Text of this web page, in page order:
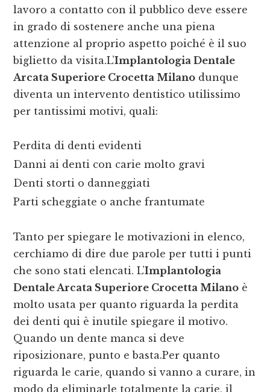
lavoro a contatto con il pubblico deve essere
in grado di sostenere anche una piena
attenzione al proprio aspetto poiché è il suo
biglietto da visita.L’Implantologia Dentale
Arcata Superiore Crocetta Milano dunque
diventa un intervento dentistico utilissimo
per tantissimi motivi, quali:
Perdita di denti evidenti
Danni ai denti con carie molto gravi
Denti storti o danneggiati
Parti scheggiate o anche frantumate
Tanto per spiegare le motivazioni in elenco,
cerchiamo di dire due parole per tutti i punti
che sono stati elencati. L’Implantologia
Dentale Arcata Superiore Crocetta Milano è
molto usata per quanto riguarda la perdita
dei denti qui è inutile spiegare il motivo.
Quando un dente manca si deve
riposizionare, punto e basta.Per quanto
riguarda le carie, quando si vanno a curare, in
modo da eliminarle totalmente la carie, il